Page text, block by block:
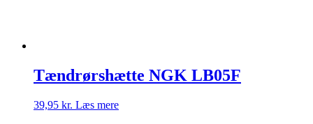
Tændrørshætte NGK LB05F
39,95 kr. Læs mere